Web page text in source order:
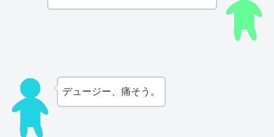
デュージー、痛そう。